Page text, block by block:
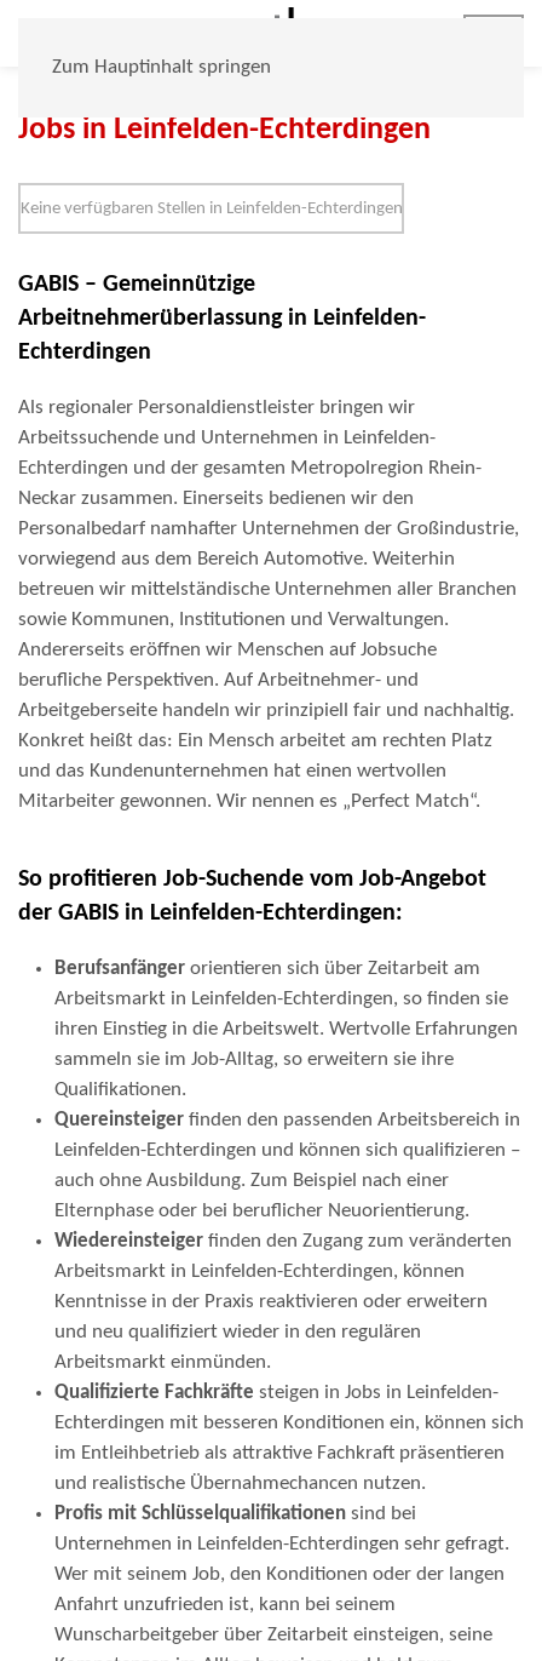
Zum Hauptinhalt springen
Jobs in Leinfelden-Echterdingen
Keine verfügbaren Stellen in Leinfelden-Echterdingen
GABIS – Gemeinnützige
Arbeitnehmerüberlassung in Leinfelden-
Echterdingen
Als regionaler Personaldienstleister bringen wir
Arbeitssuchende und Unternehmen in Leinfelden-
Echterdingen und der gesamten Metropolregion Rhein-
Neckar zusammen. Einerseits bedienen wir den
Personalbedarf namhafter Unternehmen der Großindustrie,
vorwiegend aus dem Bereich Automotive. Weiterhin
betreuen wir mittelständische Unternehmen aller Branchen
sowie Kommunen, Institutionen und Verwaltungen.
Andererseits eröffnen wir Menschen auf Jobsuche
berufliche Perspektiven. Auf Arbeitnehmer- und
Arbeitgeberseite handeln wir prinzipiell fair und nachhaltig.
Konkret heißt das: Ein Mensch arbeitet am rechten Platz
und das Kundenunternehmen hat einen wertvollen
Mitarbeiter gewonnen. Wir nennen es „Perfect Match“.
So profitieren Job-Suchende vom Job-Angebot
der GABIS in Leinfelden-Echterdingen:
Berufsanfänger orientieren sich über Zeitarbeit am
Arbeitsmarkt in Leinfelden-Echterdingen, so finden sie
ihren Einstieg in die Arbeitswelt. Wertvolle Erfahrungen
sammeln sie im Job-Alltag, so erweitern sie ihre
Qualifikationen.
Quereinsteiger finden den passenden Arbeitsbereich in
Leinfelden-Echterdingen und können sich qualifizieren –
auch ohne Ausbildung. Zum Beispiel nach einer
Elternphase oder bei beruflicher Neuorientierung.
Wiedereinsteiger finden den Zugang zum veränderten
Arbeitsmarkt in Leinfelden-Echterdingen, können
Kenntnisse in der Praxis reaktivieren oder erweitern
und neu qualifiziert wieder in den regulären
Arbeitsmarkt einmünden.
Qualifizierte Fachkräfte steigen in Jobs in Leinfelden-
Echterdingen mit besseren Konditionen ein, können sich
im Entleihbetrieb als attraktive Fachkraft präsentieren
und realistische Übernahmechancen nutzen.
Profis mit Schlüsselqualifikationen sind bei
Unternehmen in Leinfelden-Echterdingen sehr gefragt.
Wer mit seinem Job, den Konditionen oder der langen
Anfahrt unzufrieden ist, kann bei seinem
Wunscharbeitgeber über Zeitarbeit einsteigen, seine